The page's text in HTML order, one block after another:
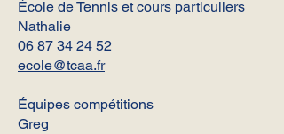
École de Tennis et cours particuliers
Nathalie
06 87 34 24 52
ecole@tcaa.fr
Équipes compétitions
Greg